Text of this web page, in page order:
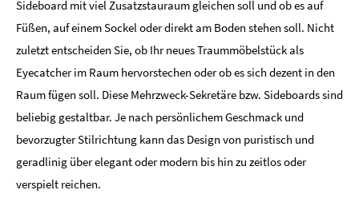
Sideboard mit viel Zusatzstauraum gleichen soll und ob es auf
Füßen, auf einem Sockel oder direkt am Boden stehen soll. Nicht
zuletzt entscheiden Sie, ob Ihr neues Traummöbelstück als
Eyecatcher im Raum hervorstechen oder ob es sich dezent in den
Raum fügen soll. Diese Mehrzweck-Sekretäre bzw. Sideboards sind
beliebig gestaltbar. Je nach persönlichem Geschmack und
bevorzugter Stilrichtung kann das Design von puristisch und
geradlinig über elegant oder modern bis hin zu zeitlos oder
verspielt reichen.